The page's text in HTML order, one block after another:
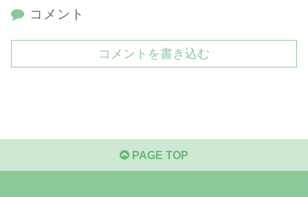
コメント
コメントを書き込む
PAGE TOP